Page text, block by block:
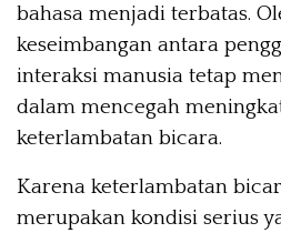
bahasa menjadi terbatas.
keseimbangan antara
interaksi manusia tetap
dalam mencegah
keterlambatan bicara.
Karena keterlambatan
merupakan kondisi serius